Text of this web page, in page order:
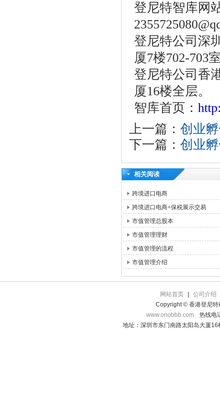
登尼特智库网
登尼特公司深
厦7楼702-703
登尼特公司香
厦16楼全层。
智库首页：
上一篇： 创业
下一篇： 创业
相关阅读
跨境进口电商
跨境进口电商+保税展示交易
市值管理总股本
市值管理理财
市值管理的流程
市值管理介绍
网站首页
公司介绍
Copyright © 香港登尼特
www.onobbb.com
热线电
地址：深圳市东门南路太阳岛大厦